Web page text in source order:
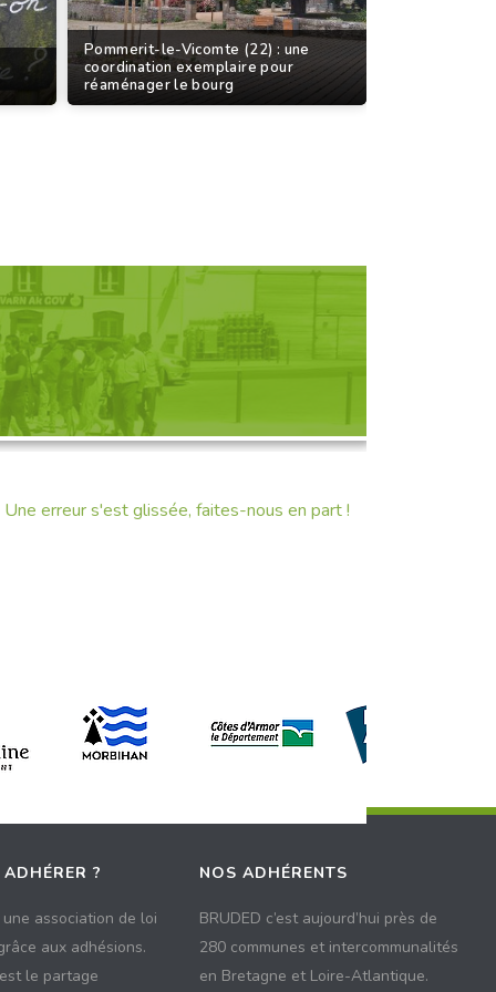
Pommerit-le-Vicomte (22) : une
coordination exemplaire pour
réaménager le bourg
RENCONTRE
Une erreur s'est glissée, faites-nous en part !
?
une association de loi
aux adhésions.
le partage
NOS ADHÉRENTS
BRUDED c’est aujourd’hui près de
280 communes et intercommunalités
en Bretagne et Loire-Atlantique.